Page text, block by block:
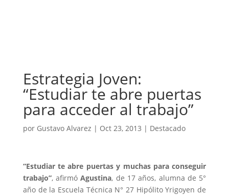
Estrategia Joven:
“Estudiar te abre puertas
para acceder al trabajo”
por Gustavo Alvarez | Oct 23, 2013 | Destacado
“Estudiar te abre puertas y muchas para conseguir
trabajo”, afirmóAgustina, de 17 años, alumna de 5°
año de la Escuela Técnica N° 27 Hipólito Yrigoyen de